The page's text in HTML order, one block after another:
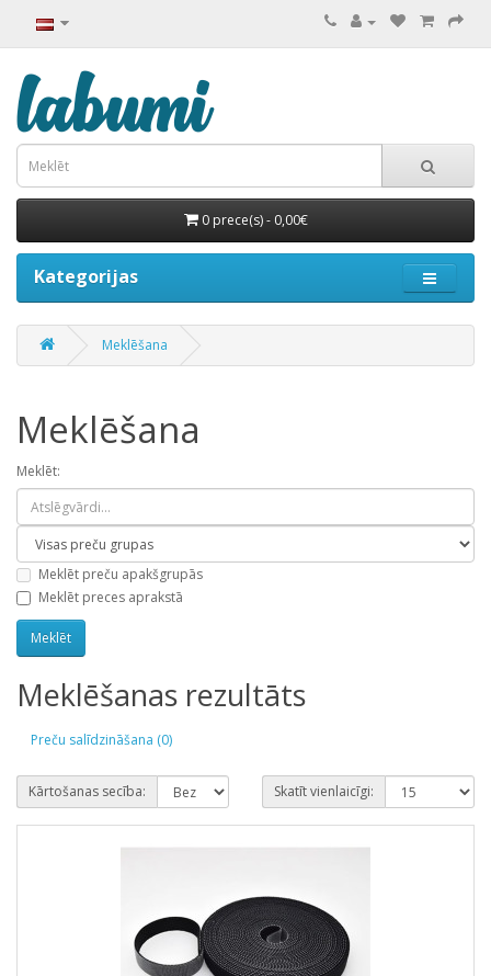
0 prece(s) - 0,00€
Kategorijas
Meklēšana
Meklēšana
Meklēt:
Meklēt preču apakšgrupās
Meklēt preces aprakstā
Meklēšanas rezultāts
Preču salīdzināšana (0)
Kārtošanas secība: Skatīt vienlaicīgi: